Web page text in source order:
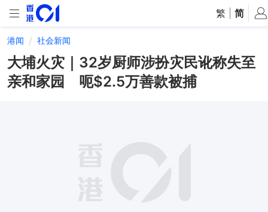
繁 简
港闻 社会新闻
大埔火灾｜32岁厨师涉扮灾民讹称失至
亲和家园 呃$2.5万善款被捕